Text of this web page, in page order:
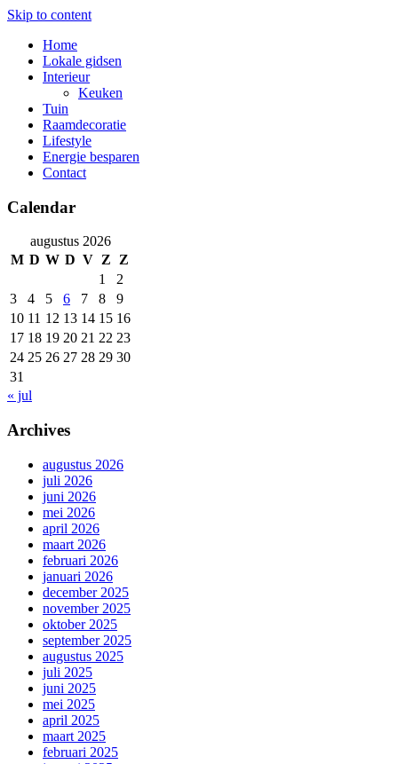
Skip to content
Home
Lokale gidsen
Interieur
Keuken
Tuin
Raamdecoratie
Lifestyle
Energie besparen
Contact
Calendar
augustus 2026
M D W D V Z Z
1
2
3
4 5 6 7 8
9
10 11 12 13 14 15 16
17 18 19 20 21 22 23
24 25 26 27 28 29 30
31
« jul
Archives
augustus 2026
juli 2026
juni 2026
mei 2026
april 2026
maart 2026
februari 2026
januari 2026
december 2025
november 2025
oktober 2025
september 2025
augustus 2025
juli 2025
juni 2025
mei 2025
april 2025
maart 2025
februari 2025